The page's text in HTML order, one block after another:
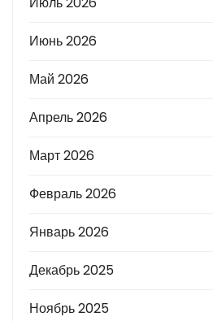
Июнь 2026
Май 2026
Апрель 2026
Март 2026
Февраль 2026
Январь 2026
Декабрь 2025
Ноябрь 2025